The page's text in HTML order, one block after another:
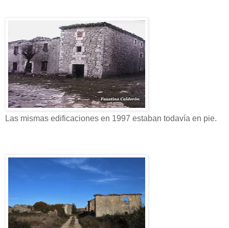
Las mismas edificaciones en 1997 estaban todavía en pie.